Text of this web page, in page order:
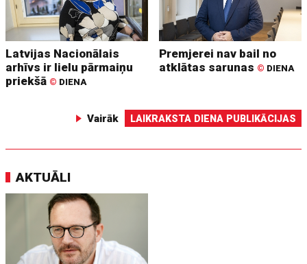
Latvijas Nacionālais
arhīvs ir lielu pārmaiņu
priekšā © DIENA
Premjerei nav bail no
atklātas sarunas © DIENA
Vairāk LAIKRAKSTA DIENA PUBLIKĀCIJAS
AKTUĀLI